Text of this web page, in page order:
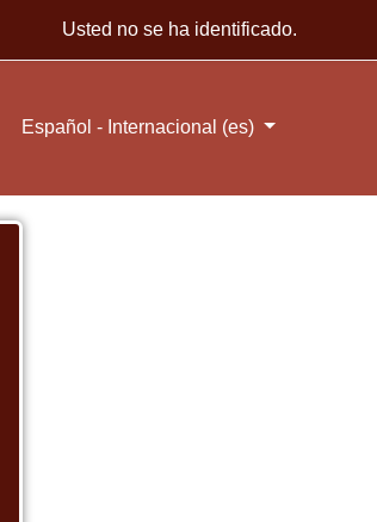
Usted no se ha identificado.
Español - Internacional ‎(es)‎